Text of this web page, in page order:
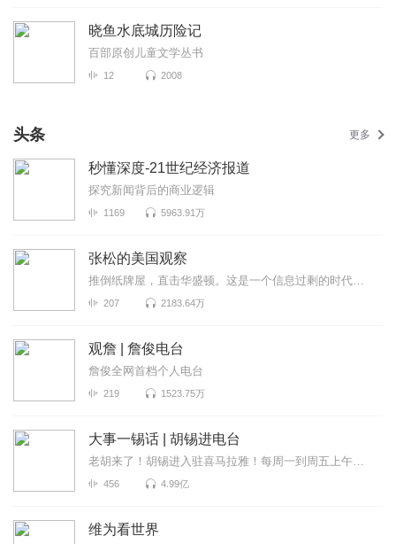
晓鱼水底城历险记
百部原创儿童文学丛书
12 2008
头条 更多
秒懂深度-21世纪经济报道
探究新闻背后的商业逻辑
1169 5963.91万
张松的美国观察
推倒纸牌屋，直击华盛顿。这是一个信息过剩的时代，也是一个真相迷离的时代。美国既是中国发展最重要的...
207 2183.64万
观詹 | 詹俊电台
詹俊全网首档个人电台
219 1523.75万
大事一锡话 | 胡锡进电台
老胡来了！胡锡进入驻喜马拉雅！每周一到周五上午喜马拉雅独家呈现，胡锡进为全网听众拨开重重迷雾，听...
456 4.99亿
维为看世界